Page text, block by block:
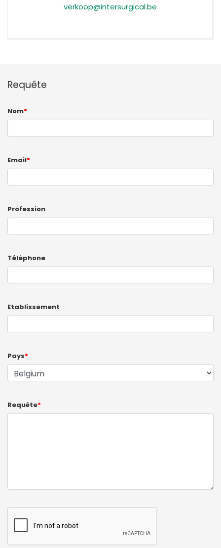
verkoop@intersurgical.be
Requête
Nom*
Email*
Profession
Téléphone
Etablissement
Pays*
Requête*